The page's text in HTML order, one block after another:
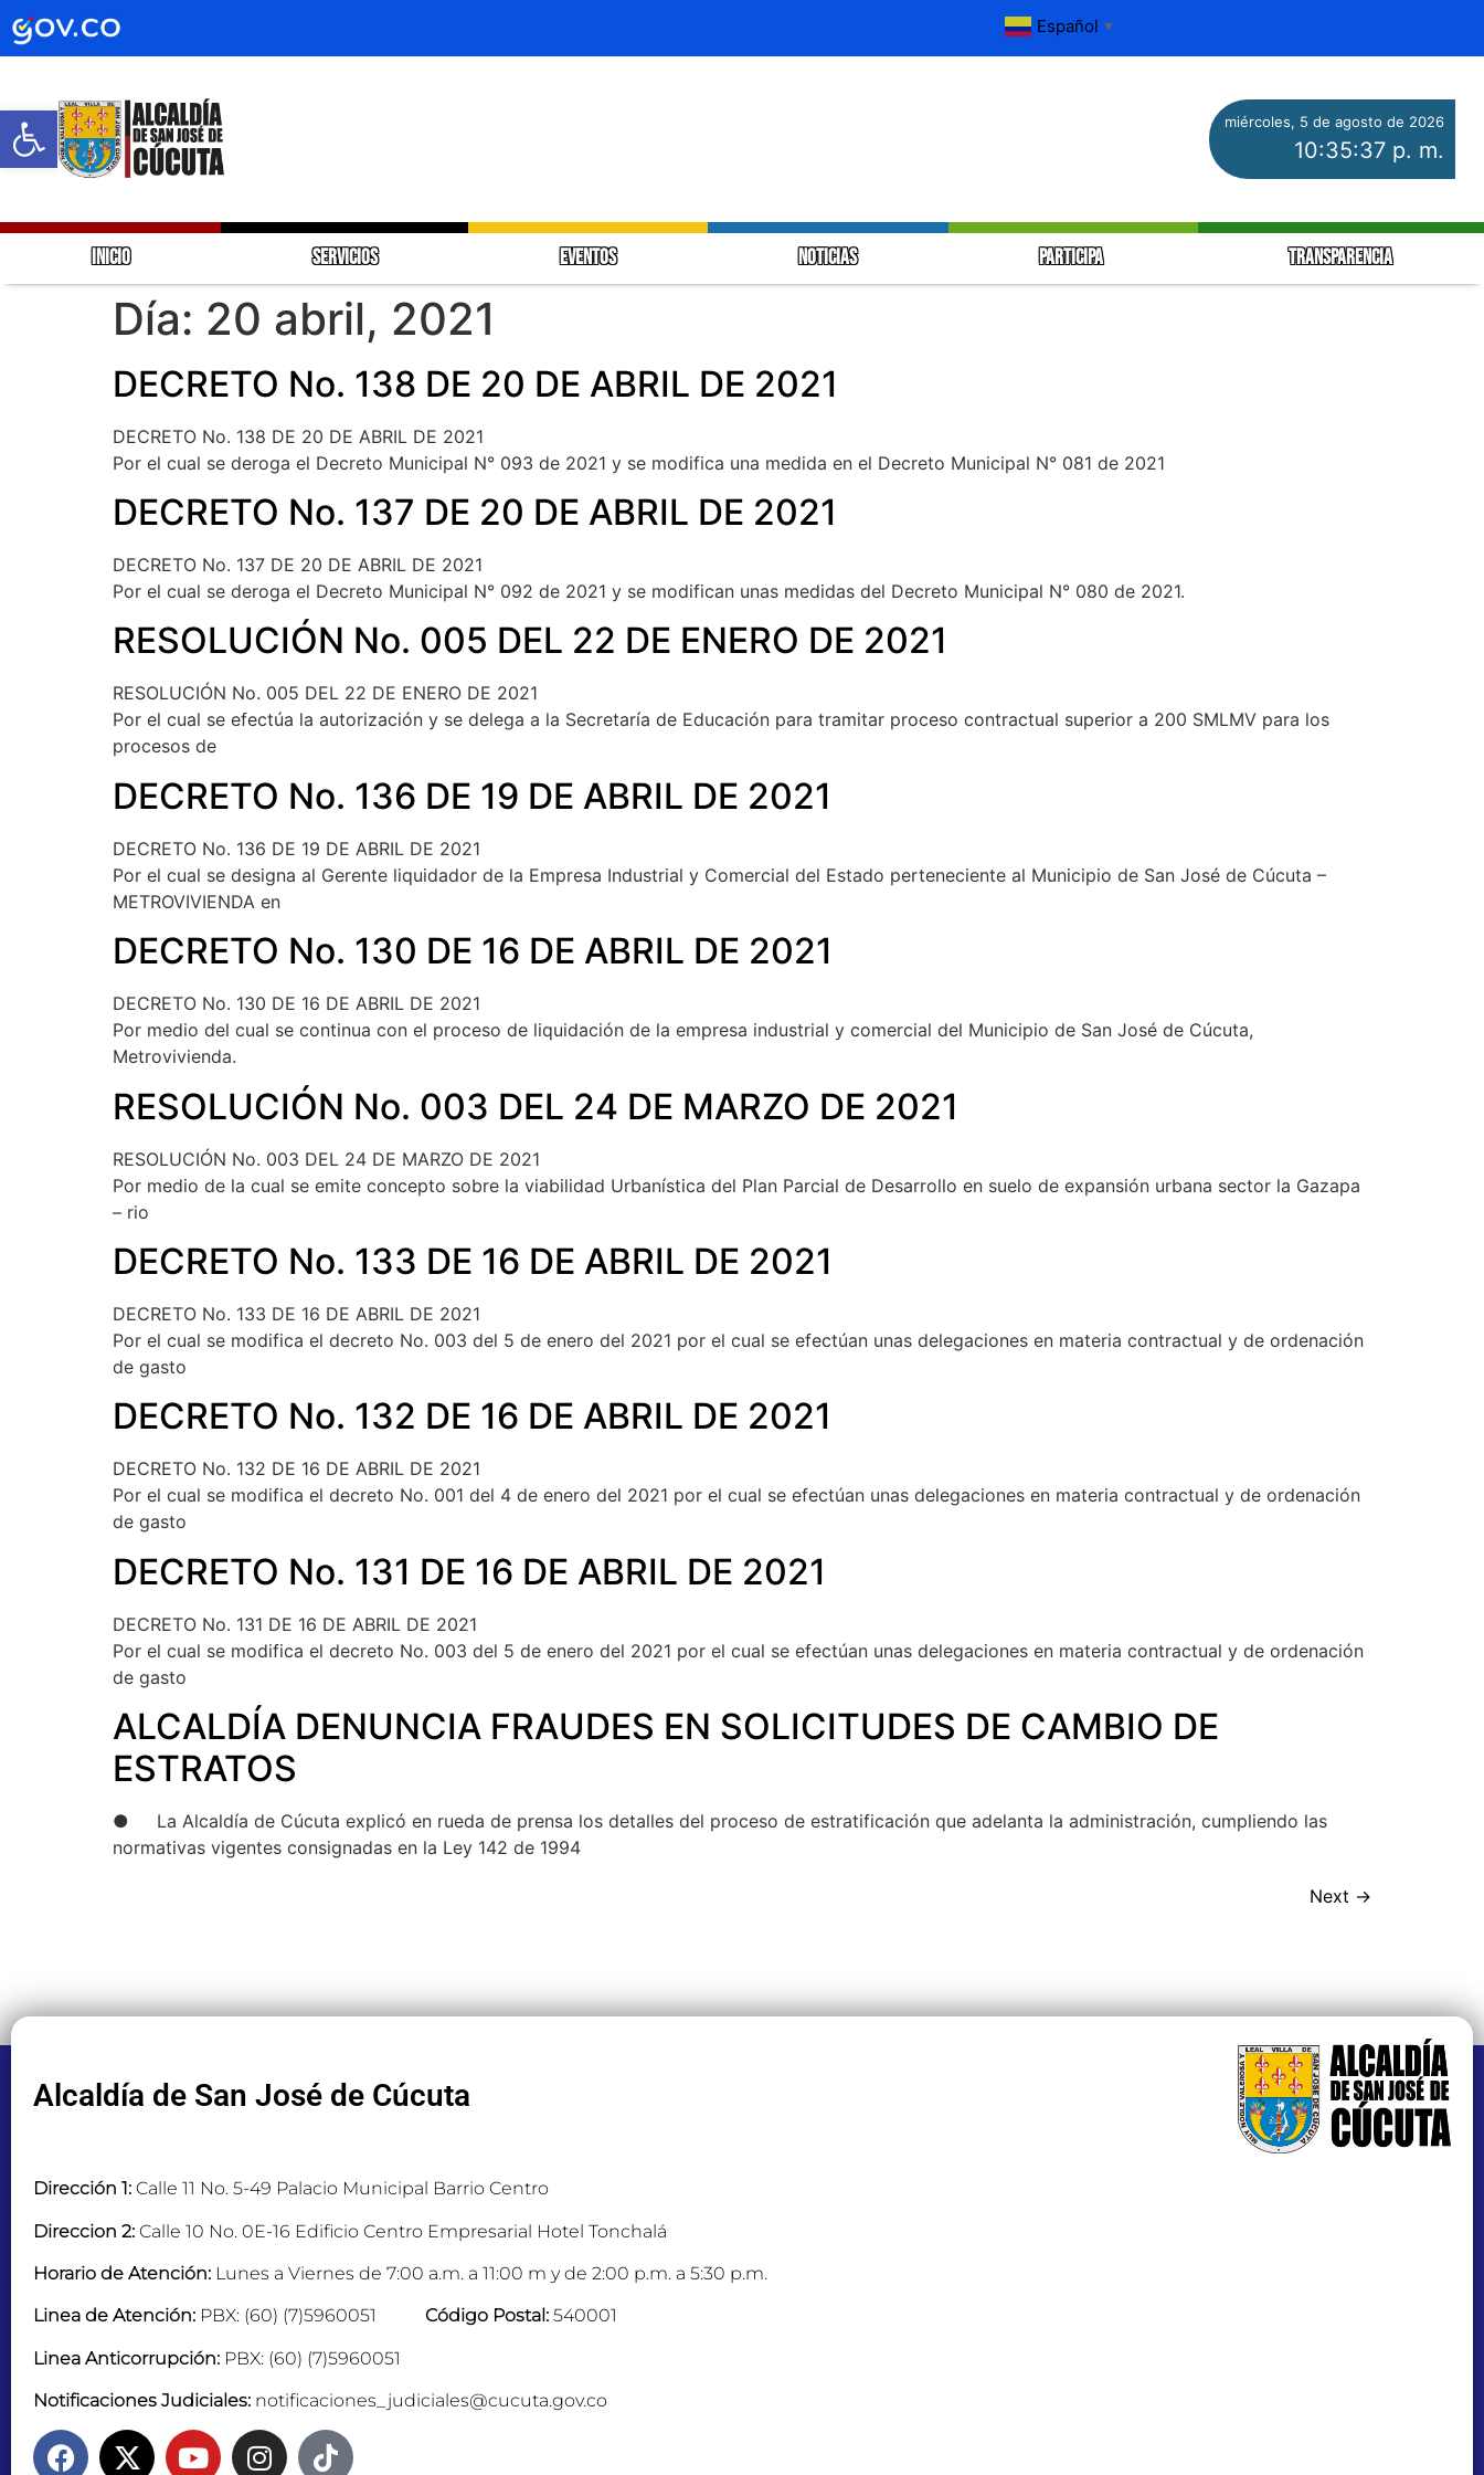
Abrir barra de herramientas
Español ▼
miércoles, 5 de agosto de 2026
10:35:38 p. m.
INICIO SERVICIOS EVENTOS NOTICIAS PARTICIPA TRANSPARENCIA
Día: 20 abril, 2021
DECRETO No. 138 DE 20 DE ABRIL DE 2021
DECRETO No. 138 DE 20 DE ABRIL DE 2021
Por el cual se deroga el Decreto Municipal N° 093 de 2021 y se modifica una medida en el Decreto Municipal N° 081 de 2021
DECRETO No. 137 DE 20 DE ABRIL DE 2021
DECRETO No. 137 DE 20 DE ABRIL DE 2021
Por el cual se deroga el Decreto Municipal N° 092 de 2021 y se modifican unas medidas del Decreto Municipal N° 080 de 2021.
RESOLUCIÓN No. 005 DEL 22 DE ENERO DE 2021
RESOLUCIÓN No. 005 DEL 22 DE ENERO DE 2021
Por el cual se efectúa la autorización y se delega a la Secretaría de Educación para tramitar proceso contractual superior a 200 SMLMV para los
procesos de
DECRETO No. 136 DE 19 DE ABRIL DE 2021
DECRETO No. 136 DE 19 DE ABRIL DE 2021
Por el cual se designa al Gerente liquidador de la Empresa Industrial y Comercial del Estado perteneciente al Municipio de San José de Cúcuta –
METROVIVIENDA en
DECRETO No. 130 DE 16 DE ABRIL DE 2021
DECRETO No. 130 DE 16 DE ABRIL DE 2021
Por medio del cual se continua con el proceso de liquidación de la empresa industrial y comercial del Municipio de San José de Cúcuta,
Metrovivienda.
RESOLUCIÓN No. 003 DEL 24 DE MARZO DE 2021
RESOLUCIÓN No. 003 DEL 24 DE MARZO DE 2021
Por medio de la cual se emite concepto sobre la viabilidad Urbanística del Plan Parcial de Desarrollo en suelo de expansión urbana sector la Gazapa
– rio
DECRETO No. 133 DE 16 DE ABRIL DE 2021
DECRETO No. 133 DE 16 DE ABRIL DE 2021
Por el cual se modifica el decreto No. 003 del 5 de enero del 2021 por el cual se efectúan unas delegaciones en materia contractual y de ordenación
de gasto
DECRETO No. 132 DE 16 DE ABRIL DE 2021
DECRETO No. 132 DE 16 DE ABRIL DE 2021
Por el cual se modifica el decreto No. 001 del 4 de enero del 2021 por el cual se efectúan unas delegaciones en materia contractual y de ordenación
de gasto
DECRETO No. 131 DE 16 DE ABRIL DE 2021
DECRETO No. 131 DE 16 DE ABRIL DE 2021
Por el cual se modifica el decreto No. 003 del 5 de enero del 2021 por el cual se efectúan unas delegaciones en materia contractual y de ordenación
de gasto
ALCALDÍA DENUNCIA FRAUDES EN SOLICITUDES DE CAMBIO DE
ESTRATOS
● La Alcaldía de Cúcuta explicó en rueda de prensa los detalles del proceso de estratificación que adelanta la administración, cumpliendo las
normativas vigentes consignadas en la Ley 142 de 1994
Next →
Alcaldía de San José de Cúcuta
Dirección 1: Calle 11 No. 5-49 Palacio Municipal Barrio Centro
Direccion 2: Calle 10 No. 0E-16 Edificio Centro Empresarial Hotel Tonchalá
Horario de Atención: Lunes a Viernes de 7:00 a.m. a 11:00 m y de 2:00 p.m. a 5:30 p.m.
Linea de Atención: PBX: (60) (7)5960051 Código Postal: 540001
Linea Anticorrupción: PBX: (60) (7)5960051
Notificaciones Judiciales: notificaciones_judiciales@cucuta.gov.co